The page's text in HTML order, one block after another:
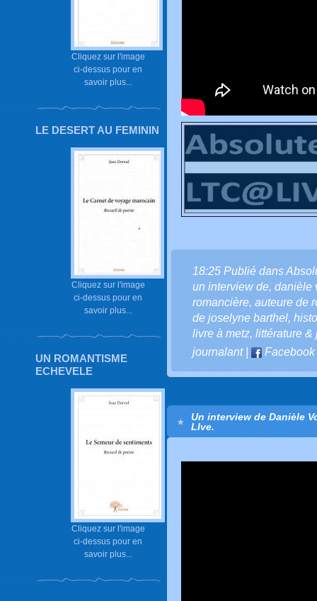
Cliquez sur l'image
ci-dessus pour en
savoir plus...
LE DESERT AU FEMININ
Cliquez sur l'image
ci-dessus pour en
savoir plus...
UN ROMANTISME
ECHEVELE
Cliquez sur l'image
ci-dessus pour en
savoir plus...
18:25 Publié dans
un interview de, danièle
romancière, auteure de
de joselyne barthel,
livre à metz, littérature &
journalant| Facebook
Un interview de Danièle
LIve.